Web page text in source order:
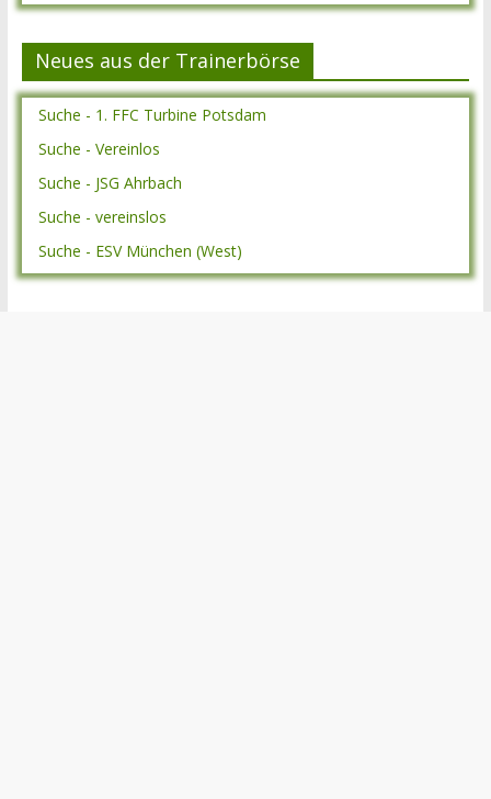
Neues aus der Trainerbörse
Suche - 1. FFC Turbine Potsdam
Suche - Vereinlos
Suche - JSG Ahrbach
Suche - vereinslos
Suche - ESV München (West)